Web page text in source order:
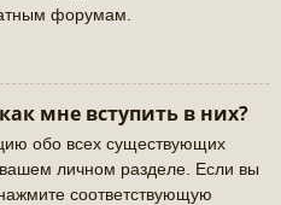
форумам.
мне вступить в них?
обо всех существующих
личном разделе. Если вы
соответствующую